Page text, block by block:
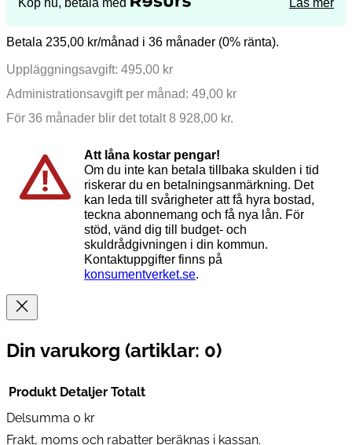
Köp nu, betala med Läs mer
Betala 235,00 kr/månad i 36 månader (0% ränta).
Uppläggningsavgift: 495,00 kr
Administrationsavgift per månad: 49,00 kr
För 36 månader blir det totalt 8 928,00 kr.
Att låna kostar pengar!
Om du inte kan betala tillbaka skulden i tid
riskerar du en betalningsanmärkning. Det
kan leda till svårigheter att få hyra bostad,
teckna abonnemang och få nya lån. För
stöd, vänd dig till budget- och
skuldrådgivningen i din kommun.
Kontaktuppgifter finns på
konsumentverket.se.
Din varukorg (artiklar: 0)
Produkter
Produkt Detaljer Totalt
Delsumma 0 kr
Frakt, moms och rabatter beräknas i kassan.